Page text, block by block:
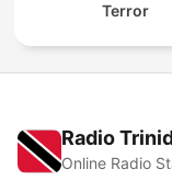
Terror
Radio
Online Radio